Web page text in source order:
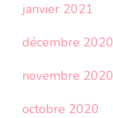
janvier 2021
décembre 2020
novembre 2020
octobre 2020